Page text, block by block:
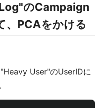
のCampaign
、PCAをかける
User"のUserIDに